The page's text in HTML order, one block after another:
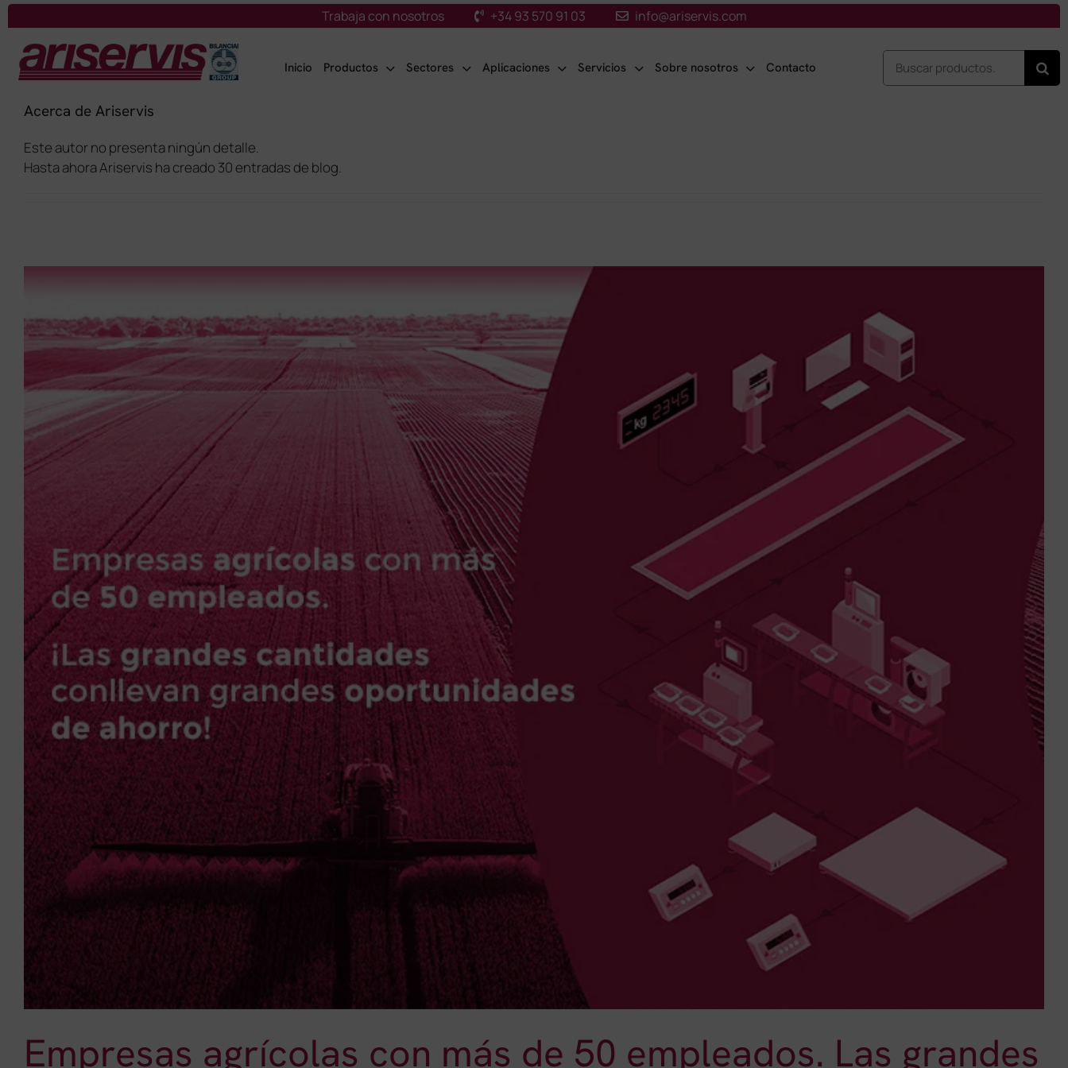
Saltar
al
contenido
Trabaja con nosotros +34 93 570 91 03 info@ariservis.com
Inicio Productos Sectores Aplicaciones Servicios Sobre nosotros Contacto Buscar:
Acerca de Ariservis
Este autor no presenta ningún detalle.
Hasta ahora Ariservis ha creado 30 entradas de blog.
Empresas agrícolas con más de 50 empleados. Las grandes